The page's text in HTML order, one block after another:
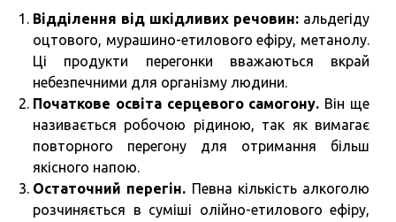
Відділення від шкідливих речовин: альдегіду
оцтового, мурашино-етилового ефіру, метанолу.
Ці продукти перегонки вважаються вкрай
небезпечними для організму людини.
Початкове освіта серцевого самогону. Він ще
називається робочою рідиною, так як вимагає
повторного перегону для отримання більш
якісного напою.
Остаточний перегін. Певна кількість алкоголю
розчиняється в суміші олійно-етилового ефіру,